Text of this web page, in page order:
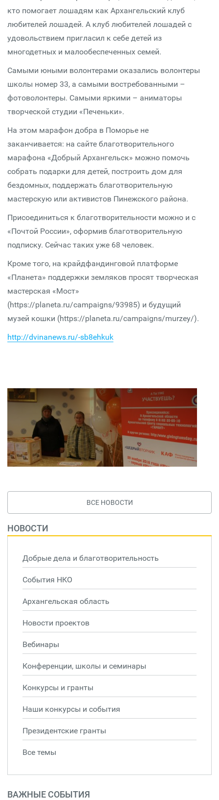
кто помогает лошадям как Архангельский клуб
любителей лошадей. А клуб любителей лошадей с
удовольствием пригласил к себе детей из
многодетных и малообеспеченных семей.
Самыми юными волонтерами оказались волонтеры
школы номер 33, а самыми востребованными –
фотоволонтеры. Самыми яркими – аниматоры
творческой студии «Печеньки».
На этом марафон добра в Поморье не
заканчивается: на сайте благотворительного
марафона «Добрый Архангельск» можно помочь
собрать подарки для детей, построить дом для
бездомных, поддержать благотворительную
мастерскую или активистов Пинежского района.
Присоединиться к благотворительности можно и с
«Почтой России», оформив благотворительную
подписку. Сейчас таких уже 68 человек.
Кроме того, на крайдфандинговой платформе
«Планета» поддержки земляков просят творческая
мастерская «Мост»
(https://planeta.ru/campaigns/93985) и будущий
музей кошки (https://planeta.ru/campaigns/murzey/).
http://dvinanews.ru/-sb8ehkuk
ВСЕ НОВОСТИ
НОВОСТИ
Добрые дела и благотворительность
События НКО
Архангельская область
Новости проектов
Вебинары
Конференции, школы и семинары
Конкурсы и гранты
Наши конкурсы и события
Президентские гранты
Все темы
ВАЖНЫЕ СОБЫТИЯ